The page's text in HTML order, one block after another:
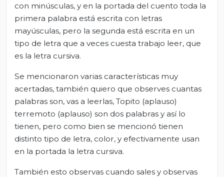
con minúsculas, y en la portada del cuento toda la
primera palabra está escrita con letras
mayúsculas, pero la segunda está escrita en un
tipo de letra que a veces cuesta trabajo leer, que
es la letra cursiva.
Se mencionaron varias características muy
acertadas, también quiero que observes cuantas
palabras son, vas a leerlas, Topito (aplauso)
terremoto (aplauso) son dos palabras y así lo
tienen, pero como bien se mencionó tienen
distinto tipo de letra, color, y efectivamente usan
en la portada la letra cursiva.
También esto observas cuando sales y observas